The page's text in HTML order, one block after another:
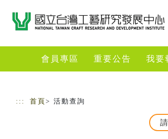
會員專區 重要公告 我要
::: 首頁 > 活動查詢